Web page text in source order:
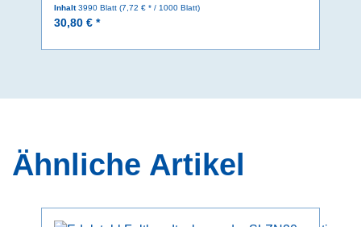
Inhalt3990 Blatt (7,72 € * / 1000 Blatt)
30,80 € *
Ähnliche Artikel